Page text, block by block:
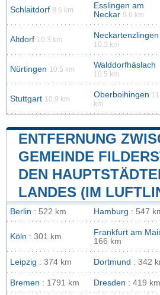
Schlaitdorf 8.6 km
Esslingen am
Neckar 9.6 km
Altdorf 10.3 km Neckartenzlingen
10.3 km
Nürtingen 10.5 km Walddorfhäslach
10.5 km
Stuttgart 10.9 km Oberboihingen
km
ENTFERNUNG
GEMEINDE
DEN
LANDES (IM
Berlin : 522 km Hamburg : 547
Köln : 301 km Frankfurt am
166 km
Leipzig : 374 km Dortmund : 342
Bremen : 1791 km Dresden : 419 km